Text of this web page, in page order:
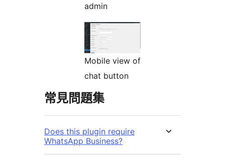
admin
Mobile view of
chat button
常見問題集
Does this plugin require
WhatsApp Business?